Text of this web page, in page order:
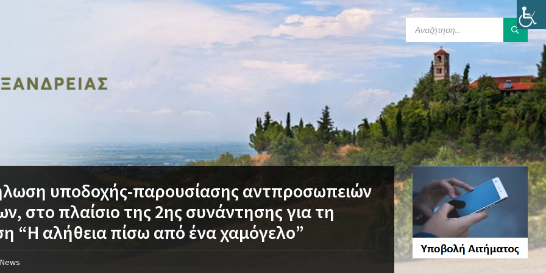
υποδοχής-παρουσίασης αντπροσωπειών
στο πλαίσιο της 2ης συνάντησης για τη
“Η αλήθεια πίσω από ένα χαμόγελο”
News